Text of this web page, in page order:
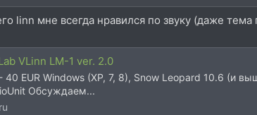
linn мне всегда нравился по звуку (даже тема
VLinn LM-1 ver. 2.0
40 EUR Windows (XP, 7, 8), Snow Leopard 10.6 (и
Обсуждаем...